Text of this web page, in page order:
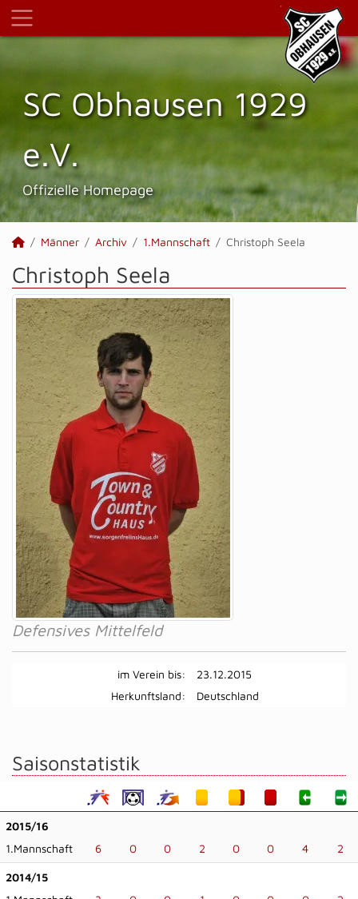
SC Obhausen 1929
e.V.
Offizielle Homepage
Männer Archiv 1.Mannschaft Christoph Seela
Christoph Seela
Defensives Mittelfeld
im Verein bis:
23.12.2015
Herkunftsland:
Deutschland
Saisonstatistik
2015/16
1.Mannschaft
6 0 0 2 0 0 4 2
2014/15